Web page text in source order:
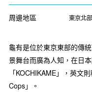
周邊地區 東京北部
龜有是位於東京東部的傳
景舞台而廣為人知，在日
「KOCHIKAME」，英文
Cops」。